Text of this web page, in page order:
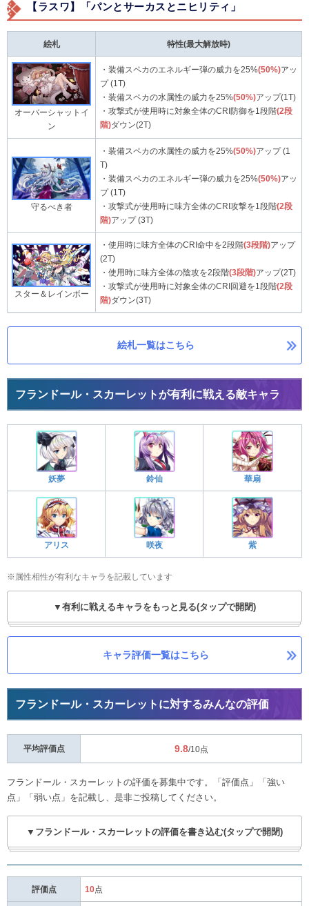
【ラスワ】「パンとサーカスとニヒリティ」
絵札 特性(最大解放時)
オーバーシャットイ
ン
・装備スペカのエネルギー弾の威力を25%(50%)アッ
プ (1T)
・装備スペカの水属性の威力を25%(50%)アップ(1T)
・攻撃式が使用時に対象全体のCRI防御を1段階(2段
階)ダウン(2T)
守るべき者
・装備スペカの水属性の威力を25%(50%)アップ (1
T)
・装備スペカのエネルギー弾の威力を25%(50%)アッ
プ (1T)
・攻撃式が使用時に味方全体のCRI攻撃を1段階(2段
階)アップ (3T)
スター＆レインボー
・使用時に味方全体のCRI命中を2段階(3段階)アップ
(2T)
・使用時に味方全体の陰攻を2段階(3段階)アップ(2T)
・攻撃式が使用時に対象全体のCRI回避を1段階(2段
階)ダウン(3T)
絵札一覧はこちら
フランドール・スカーレットが有利に戦える敵キャラ
妖夢 鈴仙 華扇
アリス 咲夜 紫
※属性相性が有利なキャラを記載しています
▼有利に戦えるキャラをもっと見る(タップで開閉)
キャラ評価一覧はこちら
フランドール・スカーレットに対するみんなの評価
平均評価点 9.8/10点
フランドール・スカーレットの評価を募集中です。「評価点」「強い
点」「弱い点」を記載し、是非ご投稿してください。
▼フランドール・スカーレットの評価を書き込む(タップで開閉)
評価点 10点